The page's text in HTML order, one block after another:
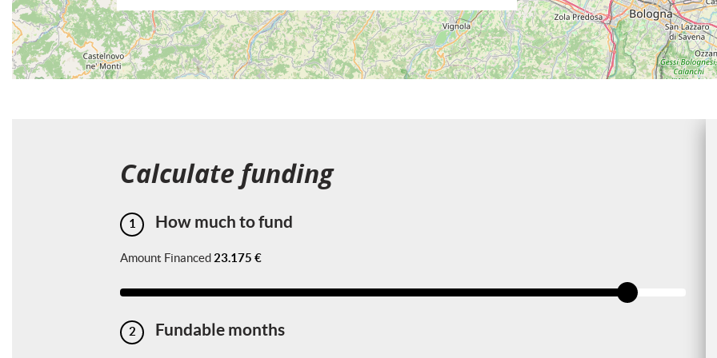
Calculate funding
1 How much to fund
Amount Financed 23.175 €
2 Fundable months